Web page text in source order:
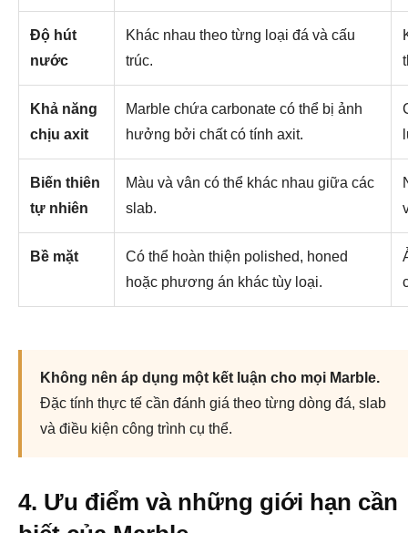
Độ hút
nước
Khác nhau theo từng loại đá và cấu
trúc.
Khả năng
chịu axit
Marble chứa carbonate có thể bị ảnh
hưởng bởi chất có tính axit.
Biến thiên
tự nhiên
Màu và vân có thể khác nhau giữa các
slab.
Bề mặt
Có thể hoàn thiện polished, honed
hoặc phương án khác tùy loại.
Không nên áp dụng một kết luận cho mọi Marble.
Đặc tính thực tế cần đánh giá theo từng dòng đá, slab
và điều kiện công trình cụ thể.
4. Ưu điểm và những giới hạn cần